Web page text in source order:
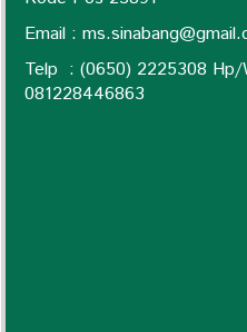
Email :
Telp : (0650) 2225308 Hp/
081228446863